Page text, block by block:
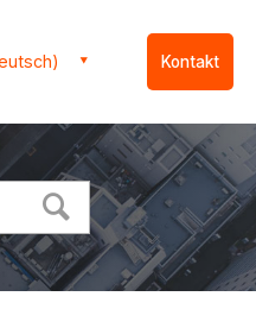
Kontakt